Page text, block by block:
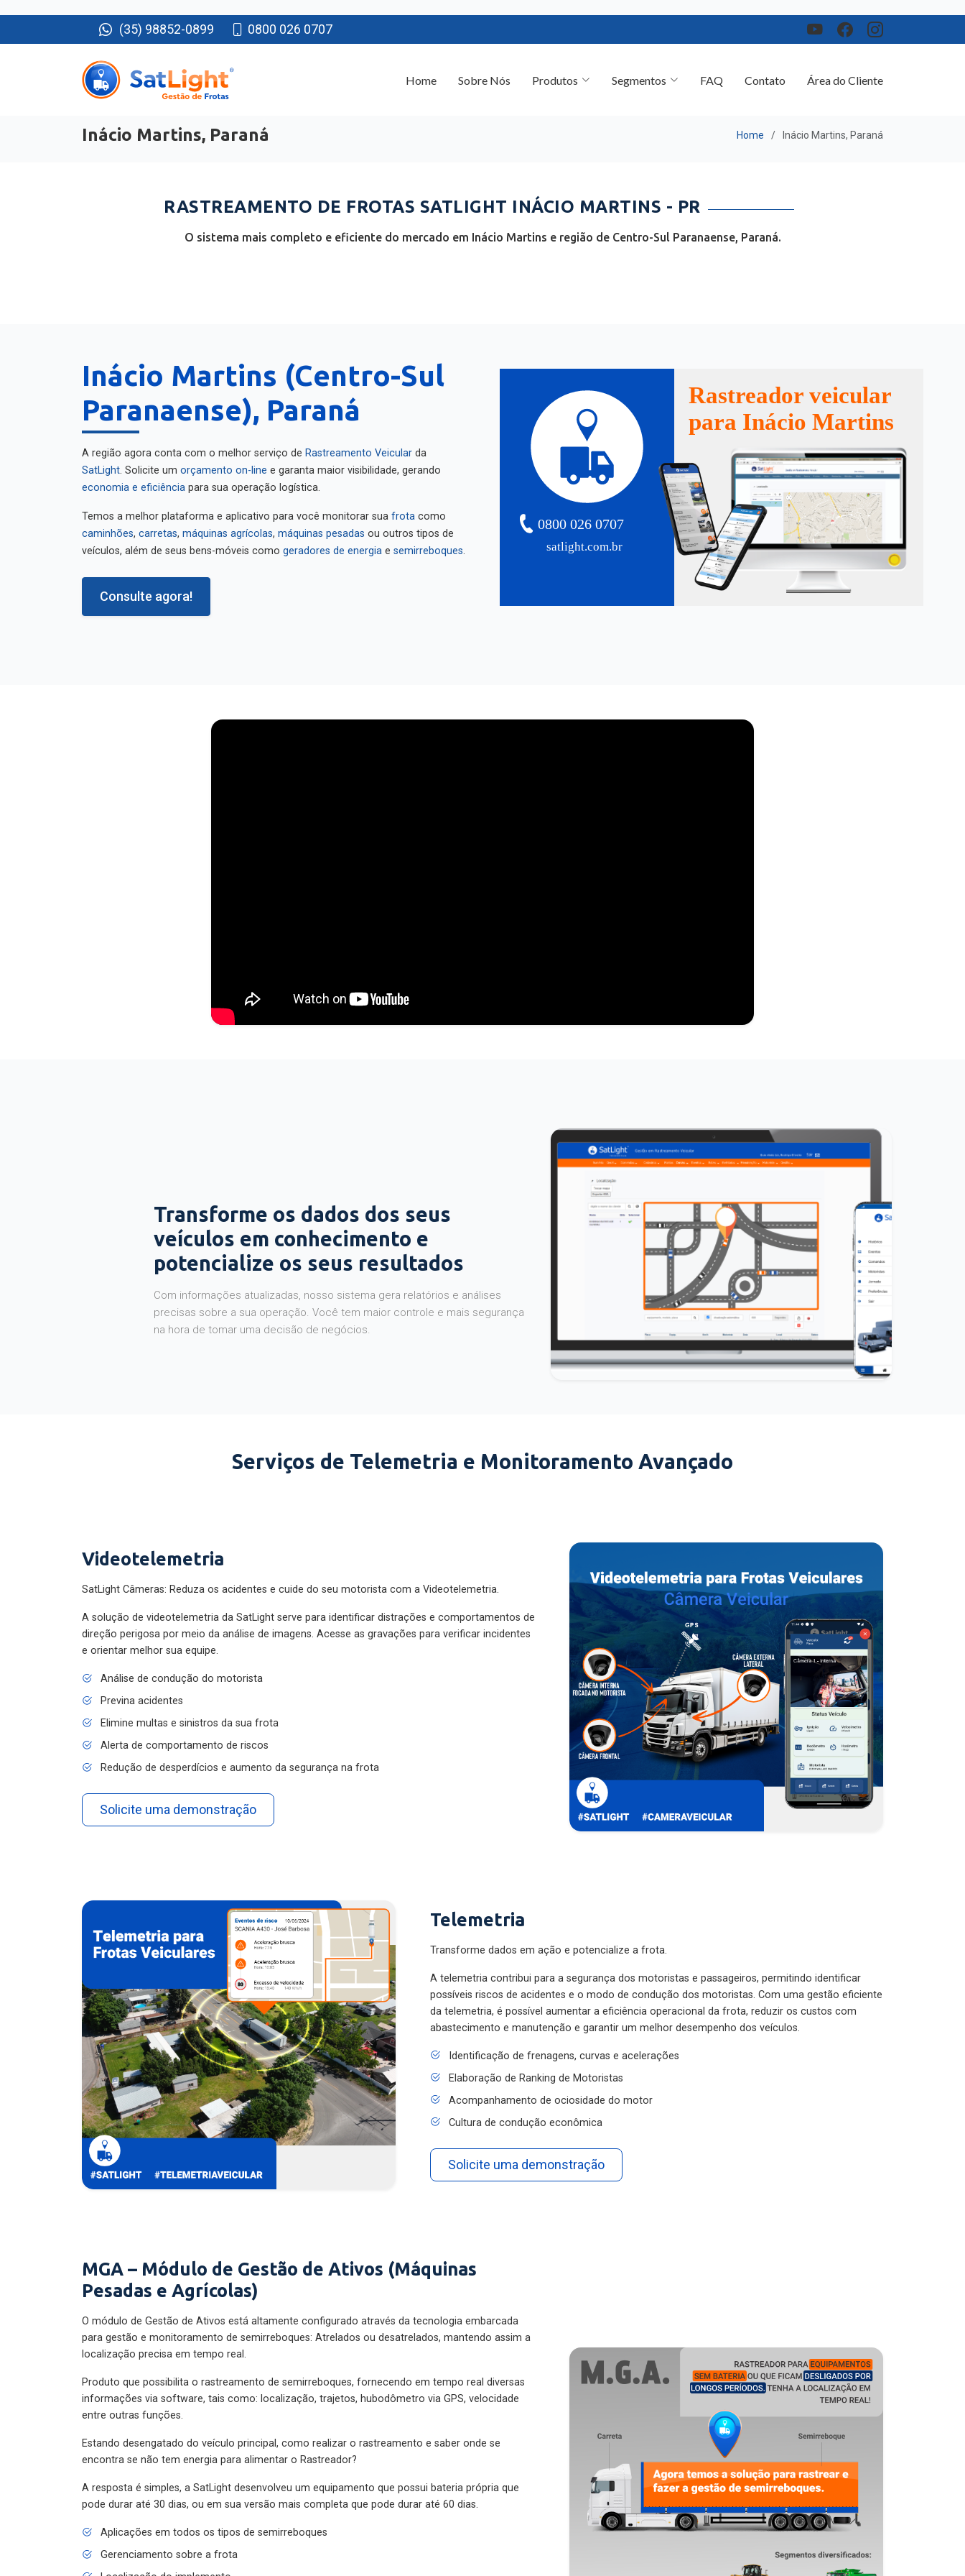
(35) 98852-0899 0800 026 0707
Inácio Martins, Paraná
RASTREAMENTO DE FROTAS SATLIGHT INÁCIO MARTINS - PR
O sistema mais completo e eficiente do mercado em Inácio Martins e região de Centro-Sul Paranaense, Paraná.
Inácio Martins (Centro-Sul
Paranaense), Paraná
A região agora conta com o melhor serviço de Rastreamento Veicular
da
SatLight
. Solicite um orçamento on-line
e garanta maior visibilidade, gerando
economia e eficiência
para sua operação logística.
Temos a melhor plataforma e aplicativo para você monitorar sua frota
caminhões
máquinas agrícolas máquinas pesadas
ou outros tipos de
veículos, além de seus bens-móveis como
geradores de energia semirreboques
Consulte agora!
satlight.com.br
0800 026 0707
Rastreador veicular
para Inácio Martins
Transforme os dados dos seus
veículos em conhecimento e
potencialize os seus resultados
Com informações atualizadas, nosso sistema gera relatórios e análises
precisas sobre a sua operação. Você tem maior controle e mais segurança
na hora de tomar uma decisão de negócios.
Serviços de Telemetria e Monitoramento Avançado
Videotelemetria
SatLight Câmeras: Reduza os acidentes e cuide do seu motorista com a Videotelemetria.
A solução de videotelemetria da SatLight serve para identificar distrações e comportamentos de
direção perigosa por meio da análise de imagens. Acesse as gravações para verificar incidentes
e orientar melhor sua equipe.
Análise de condução do motorista
Previna acidentes
Elimine multas e sinistros da sua frota
Alerta de comportamento de riscos
Redução de desperdícios e aumento da segurança na frota
Solicite uma demonstração
Telemetria
Transforme dados em ação e potencialize a frota.
A telemetria contribui para a segurança dos motoristas e passageiros, permitindo identificar
possíveis riscos de acidentes e o modo de condução dos motoristas. Com uma gestão eficiente
da telemetria, é possível aumentar a eficiência operacional da frota, reduzir os custos com
abastecimento e manutenção e garantir um melhor desempenho dos veículos.
Identificação de frenagens, curvas e acelerações
Elaboração de Ranking de Motoristas
Acompanhamento de ociosidade do motor
Cultura de condução econômica
Solicite uma demonstração
MGA – Módulo de Gestão de Ativos (Máquinas
Pesadas e Agrícolas)
O módulo de Gestão de Ativos está altamente configurado através da tecnologia embarcada
para gestão e monitoramento de semirreboques: Atrelados ou desatrelados, mantendo assim a
localização precisa em tempo real.
Produto que possibilita o rastreamento de semirreboques, fornecendo em tempo real diversas
informações via software, tais como: localização, trajetos, hubodômetro via GPS, velocidade
entre outras funções.
Estando desengatado do veículo principal, como realizar o rastreamento e saber onde se
encontra se não tem energia para alimentar o Rastreador?
A resposta é simples, a SatLight desenvolveu um equipamento que possui bateria própria que
pode durar até 30 dias, ou em sua versão mais completa que pode durar até 60 dias.
Aplicações em todos os tipos de semirreboques
Gerenciamento sobre a frota
Localização do implemento